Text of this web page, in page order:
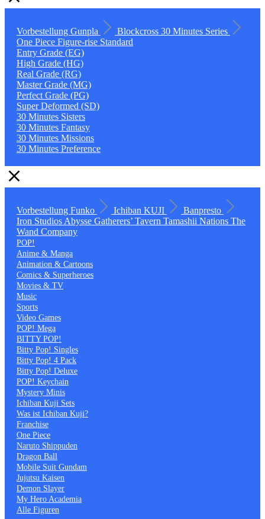
Vorbestellung Gunpla Blockcross 30 Minutes Series
One Piece Figure-rise Standard
Entry Grade (EG)
High Grade (HG)
Real Grade (RG)
Master Grade (MG)
Perfect Grade (PG)
Super Deformed (SD)
30 Minutes Sisters
30 Minutes Fantasy
30 Minutes Missions
30 Minutes Preference
Vorbestellung Funko Ichiban KUJI
Banpresto
Iron Studios Abysse Gatherers’ Tavern Tamashii Nations The
Wand Company
POP!
Anime & Manga
Animation & Cartoons
Comics & Superheroes
Movies & TV
Music
Sports
Video Games
POP! Mega
BITTY POP!
Bitty Pop! Singles
Bitty Pop! 4 Pack
Bitty Pop! Deluxe
POP! Keychain
Mystery Minis
Ichiban Kuji Sets
Was ist Ichiban Kuji?
Franchise
One Piece
Naruto Shippuden
Dragon Ball
Mobile Suit Gundam
Jujutsu Kaisen
Demon Slayer
My Hero Academia
Alle Figuren